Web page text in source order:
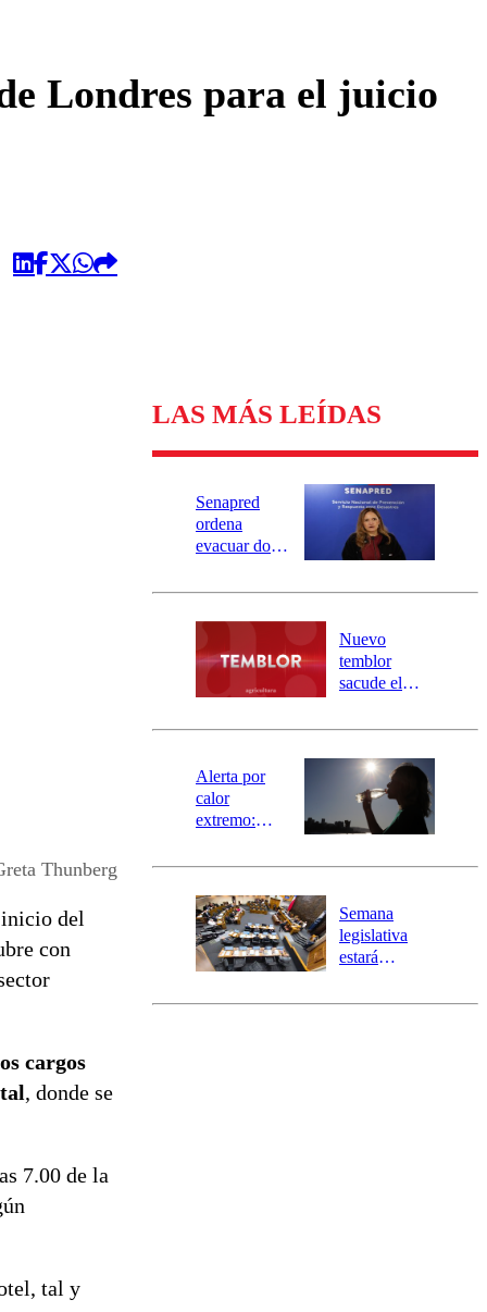
Londres para el juicio
Thunberg
del
con
cargos
, donde se
7.00 de la
tal y
LAS MÁS LEÍDAS
Senapred
ordena
evacuar dos
Carahue por
río Damas:
activa
mensajería
SAE
Nuevo
temblor
sacude el
revisa la
epicentro
Alerta por
calor
extremo:
activa Alerta
Preventiva en
tres comunas
Semana
legislativa
estará
el fin de la